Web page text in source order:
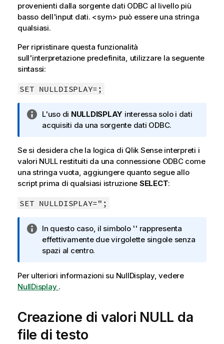
provenienti dalla sorgente dati ODBC al livello più
basso dell'input dati. <sym> può essere una stringa
qualsiasi.
Per ripristinare questa funzionalità
sull'interpretazione predefinita, utilizzare la seguente
sintassi:
SET NULLDISPLAY=;
N
o
a
i
n
f
r
a
L'uso di NULLDISPLAY interessa solo i dati
acquisiti da una sorgente dati ODBC.
Se si desidera che la logica di Qlik Senseinterpreti i
valori NULLrestituiti da una connessione ODBCcome
una stringa vuota, aggiungere quanto segue allo
script prima di qualsiasi istruzione SELECT:
SET NULLDISPLAY=";
N
o
t
i
n
r
m
a
In questo caso, il simbolo '' rappresenta
effettivamente due virgolette singole senza
spazi al centro.
Per ulteriori informazioni su NullDisplay, vedere
NullDisplay .
Creazione di valori NULL da
file di testo